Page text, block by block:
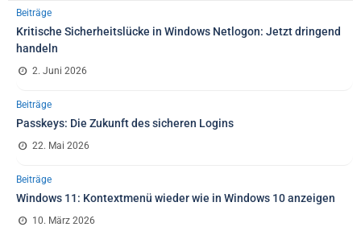
Beiträge
Kritische Sicherheitslücke in Windows Netlogon: Jetzt dringend
handeln
2. Juni 2026
Beiträge
Passkeys: Die Zukunft des sicheren Logins
22. Mai 2026
Beiträge
Windows 11: Kontextmenü wieder wie in Windows 10 anzeigen
10. März 2026